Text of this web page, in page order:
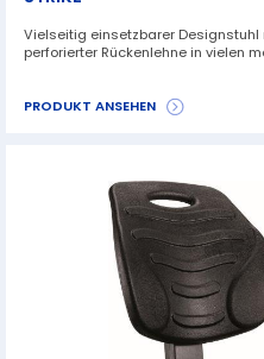
Vielseitig einsetzbarer
perforierter Rückenlehne in vielen
PRODUKT ANSEHEN